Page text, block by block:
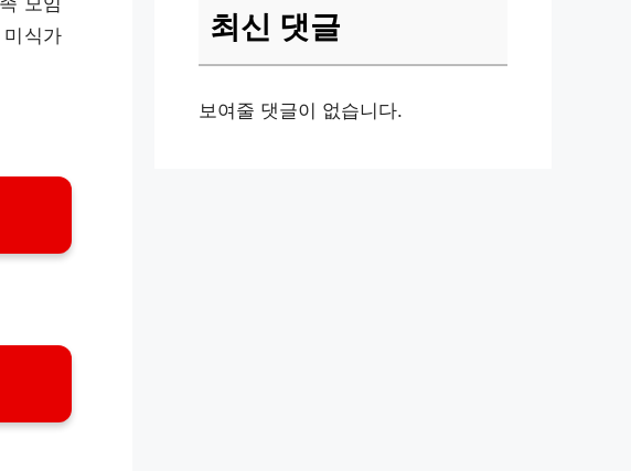
식가
최신 댓글
보여줄 댓글이 없습니다.